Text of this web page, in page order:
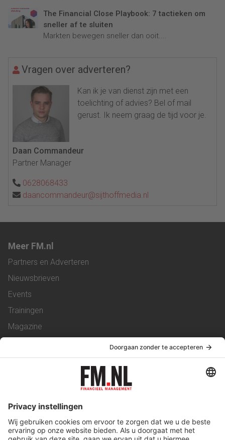
The Financial Close Playbook: 7 tactieken om
sneller af te sluiten
Markten bewegen sneller dan ooit....
Vragen over adverteren?
Kan ik je van dienst zijn met een
toelichting of advies? Bel of mail
gerust. Ik neem graag de tijd voor je.
Daan Commandeur
Partner Manager
0628068433
daancommandeur@sijthoffmedia.nl
Meer FM.nl
Partners en Adverteren
Nieuwsbrieven
Events
Trainingen
Magazine
Service & Contact
Werken bij ons
Privacy Statement